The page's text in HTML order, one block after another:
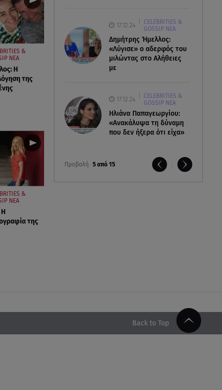
17.12.24
CELEBRITIES &
GOSSIP ΝΕΑ
Δημήτρης Ήμελλος:
«Λύγισε» ο αδερφός του
μιλώντας στο Αλήθειες
με
17.12.24
CELEBRITIES &
GOSSIP ΝΕΑ
Ηλιάνα Παπαγεωργίου:
«Ανακάλυψα τη δύναμη
που δεν ήξερα ότι είχα»
Προβολή 5 από 15
&
ΝΕΑ
Η
της
&
ΝΕΑ
Η
της
Back to Top